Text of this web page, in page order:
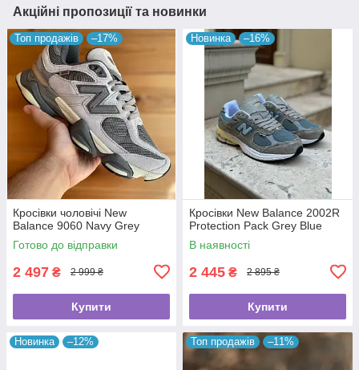
Акційні пропозиції та новинки
Топ продажів –17%
Кросівки чоловічі New
Balance 9060 Navy Grey
Готово до відправки
2 497 ₴ 2 999 ₴
Купити
Новинка –16%
Кросівки New Balance 2002R
Protection Pack Grey Blue
В наявності
2 445 ₴ 2 895 ₴
Купити
Новинка –12% Топ продажів –11%